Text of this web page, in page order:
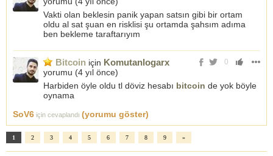
Vakti olan beklesin panik yapan satsın gibi bir ortam
oldu al sat şuan en risklisi şu ortamda şahsım adıma
ben bekleme taraftarıyım
0
Bitcoin için Komutanlogarx
yorumu (4 yıl önce)
Harbiden öyle oldu tl döviz hesabı bitcoin de yok böyle
oynama
SoV6 için cevaplandı (yorumu göster)
1 2 3 4 5 6 7 8 9 »